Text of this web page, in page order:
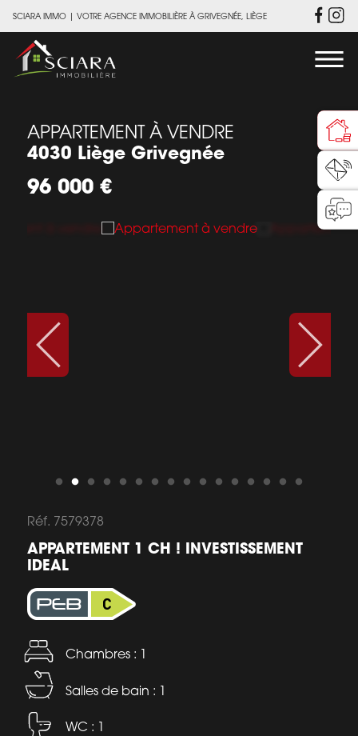
SCIARA IMMO | VOTRE AGENCE IMMOBILIÈRE À GRIVEGNÉE, LIÈGE
APPARTEMENT À VENDRE
4030 Liège Grivegnée
96 000 €
Réf. 7579378
APPARTEMENT 1 CH ! INVESTISSEMENT
IDEAL
Chambres : 1
Salles de bain : 1
WC : 1